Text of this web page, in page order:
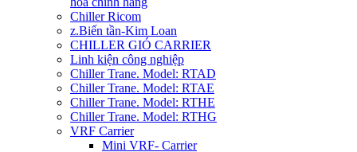
Chiller Ricom
z.Biến tần-Kim Loan
CHILLER GIÓ CARRIER
Linh kiện công nghiệp
Chiller Trane. Model: RTAD
Chiller Trane. Model: RTAE
Chiller Trane. Model: RTHE
Chiller Trane. Model: RTHG
VRF Carrier
Mini VRF- Carrier